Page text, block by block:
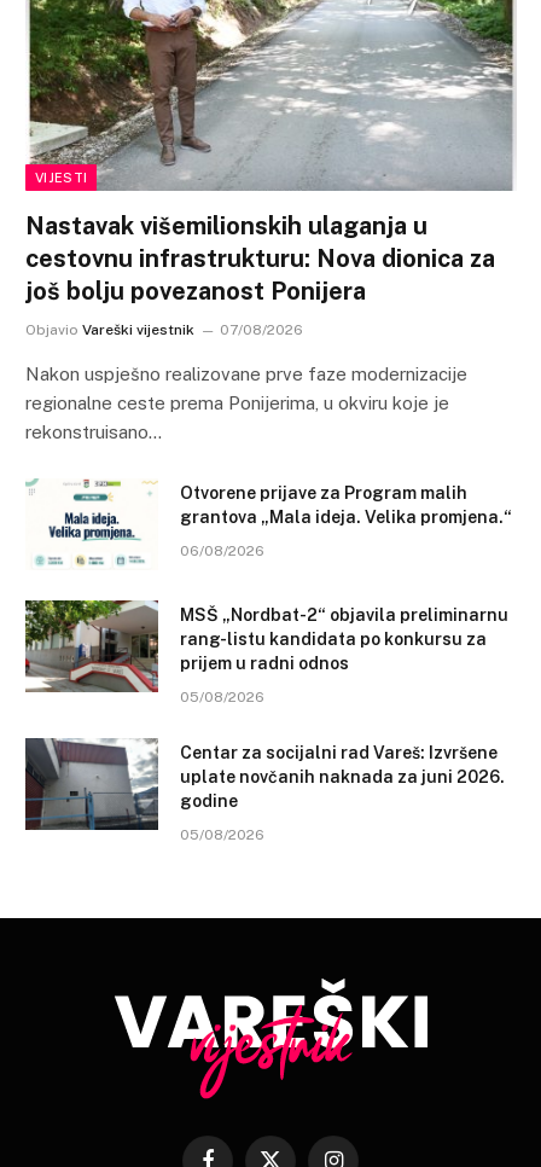
VIJESTI
Nastavak višemilionskih ulaganja u
cestovnu infrastrukturu: Nova dionica za
još bolju povezanost Ponijera
Objavio Vareški vijestnik 07/08/2026
Nakon uspješno realizovane prve faze modernizacije
regionalne ceste prema Ponijerima, u okviru koje je
rekonstruisano…
Otvorene prijave za Program malih
grantova „Mala ideja. Velika promjena.“
06/08/2026
MSŠ „Nordbat-2“ objavila preliminarnu
rang-listu kandidata po konkursu za
prijem u radni odnos
05/08/2026
Centar za socijalni rad Vareš: Izvršene
uplate novčanih naknada za juni 2026.
godine
05/08/2026